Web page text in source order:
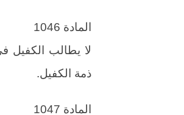
المادة 1046
لا يطالب الكفيل
ذمة الكفيل.
المادة 1047